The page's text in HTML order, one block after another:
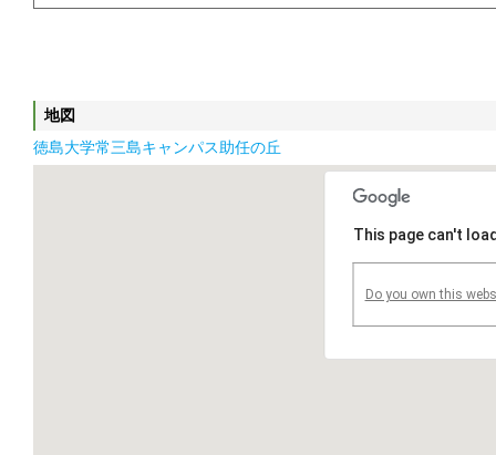
地図
徳島大学常三島キャンパス助任の丘
This page can't
Do you own this